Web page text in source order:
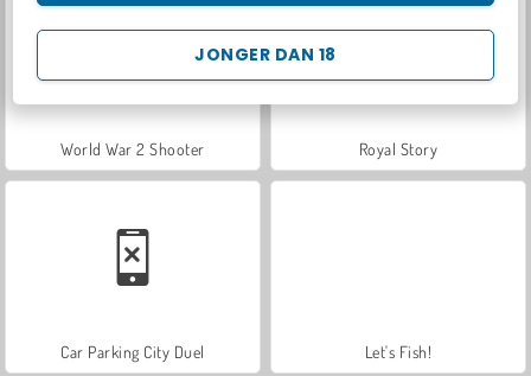
JONGER DAN 18
World War 2 Shooter Royal Story
Car Parking City Duel Let's Fish!